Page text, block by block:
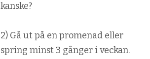
kanske?
2) Gå ut på en promenad eller
spring minst 3 gånger i veckan.